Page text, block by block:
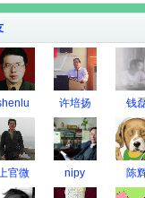
许培扬 钱
官微 nipy 陈